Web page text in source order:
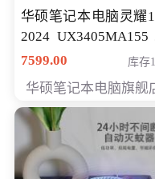
华硕笔记本电脑灵耀
2024 UX3405MA155
川银 oled 智慧轻薄本
7599.00 库存
华硕笔记本电脑旗舰